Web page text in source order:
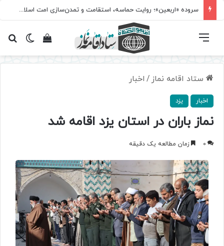
سروده‌ «اربعین»؛ روایت حماسه، استقامت و تمدن‌سازی امت اسلامی
تغییرمشاهده فهرست
ستاد اقامه نماز / اخبار
اخبار یزد
نماز باران در استان یزد اقامه شد
0 زمان مطالعه یک دقیقه